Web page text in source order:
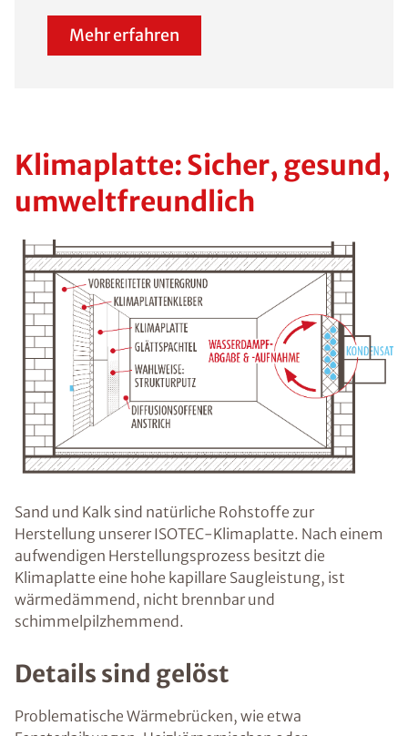
Mehr erfahren
Klimaplatte: Sicher, gesund,
umweltfreundlich
Sand und Kalk sind natürliche Rohstoffe zur
Herstellung unserer ISOTEC-Klimaplatte. Nach einem
aufwendigen Herstellungsprozess besitzt die
Klimaplatte eine hohe kapillare Saugleistung, ist
wärmedämmend, nicht brennbar und
schimmelpilzhemmend.
Details sind gelöst
Problematische Wärmebrücken, wie etwa